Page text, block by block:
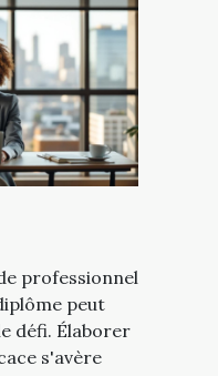
professionnel
peut
défi. Élaborer
s'avère